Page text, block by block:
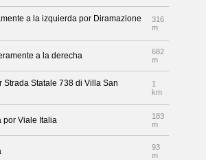
a la izquierda por Diramazione
316
m
a la derecha
682
m
Strada Statale 738 di Villa San
1
km
por Viale Italia
183
m
93
m